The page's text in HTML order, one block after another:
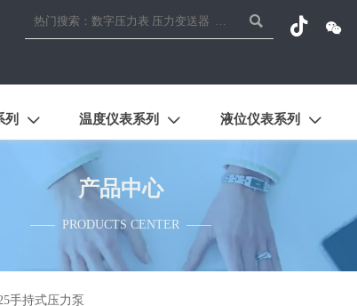
  
列  温度仪表系列  液位仪表系列 
产品中心
—— PRODUCTS CENTER ——
手持式压力泵